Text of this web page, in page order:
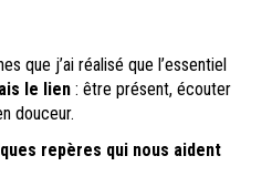
que j’ai réalisé que l’essentiel
le lien : être présent, écouter
douceur.
repères qui nous aident